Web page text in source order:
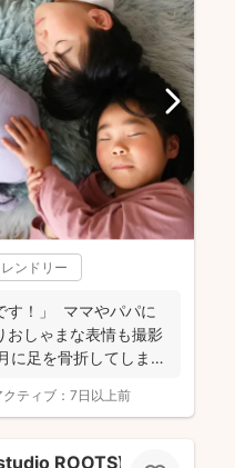
ンドリー
す！」 ママやパパに
おしゃまな表情も撮影
に足を骨折してしま
ティブ： 7日以上前
ROOTS)